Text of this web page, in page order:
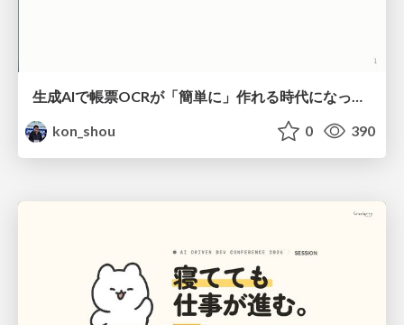
生成AIで帳票OCRが「簡単に」作れる時代になった？
kon_shou
0 390